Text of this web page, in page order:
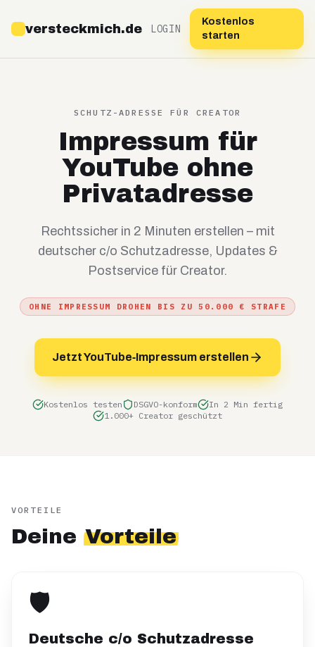
versteckmich.de LOGIN
Kostenlos
starten
SCHUTZ-ADRESSE FÜR CREATOR
Impressum für
YouTube ohne
Privatadresse
Rechtssicher in 2 Minuten erstellen – mit
deutscher c/o Schutzadresse, Updates &
Postservice für Creator.
OHNE IMPRESSUM DROHEN BIS ZU 50.000 € STRAFE
Jetzt YouTube‑Impressum erstellen
Kostenlos testen DSGVO-konform
In 2 Min fertig
1.000+ Creator geschützt
VORTEILE
Deine Vorteile
🛡️
Deutsche c/o Schutzadresse